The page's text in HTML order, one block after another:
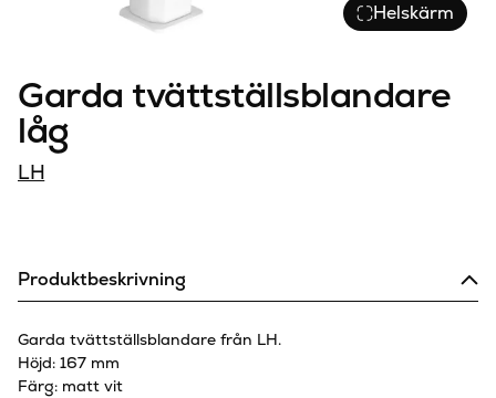
Helskärm
Garda tvättställsblandare
låg
LH
Produktbeskrivning
Garda tvättställsblandare från LH.
Höjd: 167 mm
Färg: matt vit